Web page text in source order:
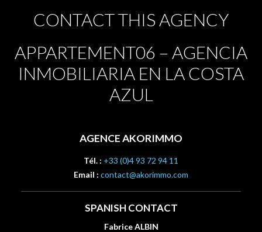
CONTACT THIS AGENCY
APPARTEMENT06 – AGENCIA
INMOBILIARIA EN LA COSTA
AZUL
AGENCE AKORIMMO
Tél. : +33 (0)4 93 72 94 11
Email : contact@akorimmo.com
SPANISH CONTACT
Fabrice ALBIN